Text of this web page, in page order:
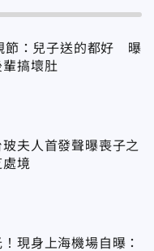
節：兒子送的都好 曝
搞壞肚
夫人首發聲曝喪子之
境
現身上海機場自曝：